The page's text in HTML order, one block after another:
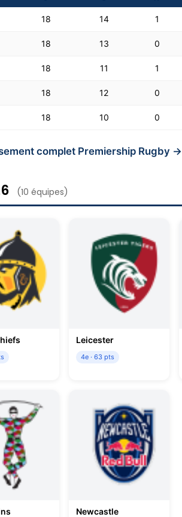
18 14 1
18 13 0
18 11 1
18 12 0
18 10 0
complet Premiership Rugby →
(10 équipes)
Leicester
4e · 63 pts
Newcastle